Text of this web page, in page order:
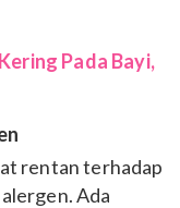
Pada Bayi,
rentan terhadap
Ada